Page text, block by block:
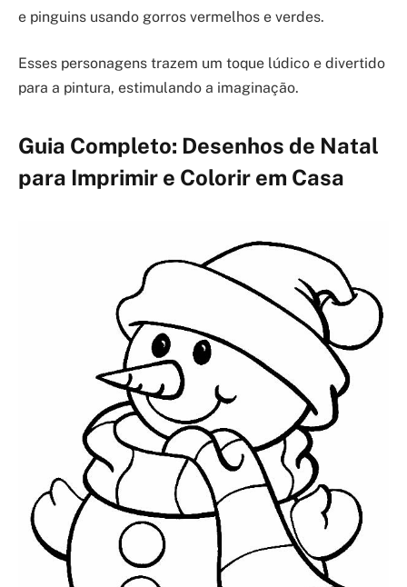
e pinguins usando gorros vermelhos e verdes.
Esses personagens trazem um toque lúdico e divertido
para a pintura, estimulando a imaginação.
Guia Completo: Desenhos de Natal
para Imprimir e Colorir em Casa